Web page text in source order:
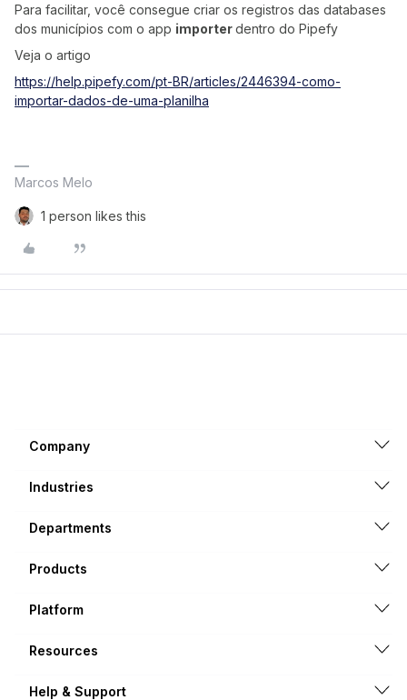
Para facilitar, você consegue criar os registros das databases
dos municípios com o app importerdentro do Pipefy
Veja o artigo
https://help.pipefy.com/pt-BR/articles/2446394-como-
importar-dados-de-uma-planilha
Marcos Melo
1 person likes this
Company
Industries
Departments
Products
Platform
Resources
Help & Support